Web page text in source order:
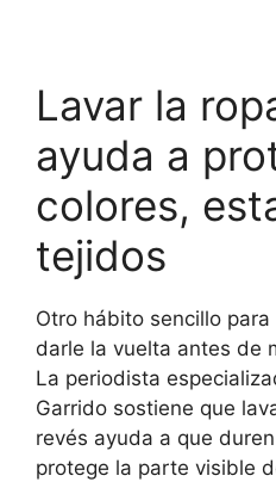
Lavar la
ayuda a
colores,
tejidos
Otro hábito sencillo
darle la vuelta antes de
La periodista
Garrido sostiene que
revés ayuda a que
protege la parte visible